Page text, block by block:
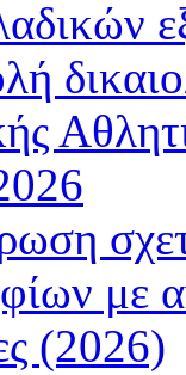
με
(2026)